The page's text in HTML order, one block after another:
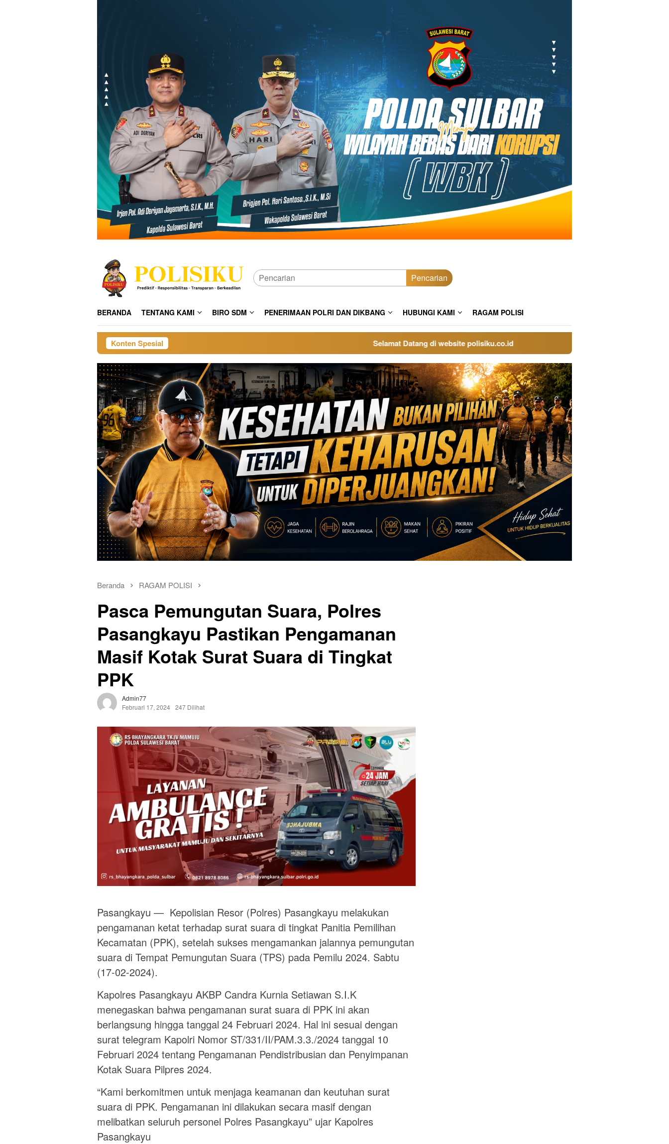
Pencarian
BERANDA TENTANG KAMI BIRO SDM PENERIMAAN POLRI DAN DIKBANG HUBUNGI KAMI RAGAM POLISI
Konten Spesial Selamat Datang di website polisiku.co.id
Beranda RAGAM POLISI
Pasca Pemungutan Suara, Polres
Pasangkayu Pastikan Pengamanan
Masif Kotak Surat Suara di Tingkat
PPK
Admin77
Februari 17, 2024 247 Dilihat
Pasangkayu — Kepolisian Resor (Polres) Pasangkayu melakukan
pengamanan ketat terhadap surat suara di tingkat Panitia Pemilihan
Kecamatan (PPK), setelah sukses mengamankan jalannya pemungutan
suara di Tempat Pemungutan Suara (TPS) pada Pemilu 2024. Sabtu
(17-02-2024).
Kapolres Pasangkayu AKBP Candra Kurnia Setiawan S.I.K
menegaskan bahwa pengamanan surat suara di PPK ini akan
berlangsung hingga tanggal 24 Februari 2024. Hal ini sesuai dengan
surat telegram Kapolri Nomor ST/331/II/PAM.3.3./2024 tanggal 10
Februari 2024 tentang Pengamanan Pendistribusian dan Penyimpanan
Kotak Suara Pilpres 2024.
“Kami berkomitmen untuk menjaga keamanan dan keutuhan surat
suara di PPK. Pengamanan ini dilakukan secara masif dengan
melibatkan seluruh personel Polres Pasangkayu” ujar Kapolres
Pasangkayu